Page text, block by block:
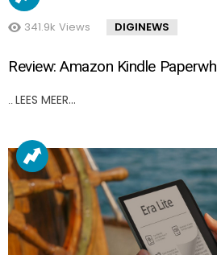
341.9k Views DIGINEWS
Review: Amazon Kindle
.. LEES MEER…